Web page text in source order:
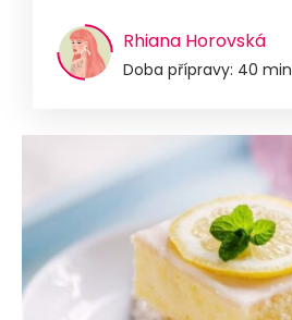
Rhiana Horovská
Doba přípravy: 40 min